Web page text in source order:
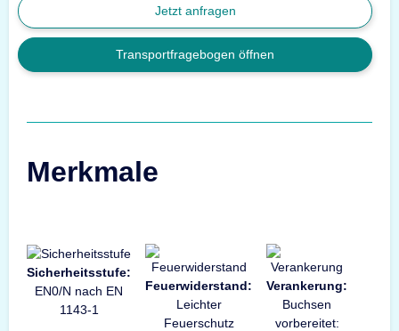
Jetzt anfragen
Transportfragebogen öffnen
Merkmale
Sicherheitsstufe:
EN0/N nach EN
1143-1
Feuerwiderstand:
Leichter
Feuerschutz
Verankerung:
Buchsen
vorbereitet: